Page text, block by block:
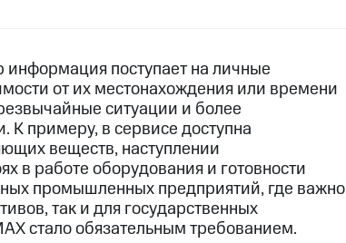
поступает на личные
от их местонахождения или времени
ситуации и более
К примеру, в сервисе доступна
веществ, наступлении
в работе оборудования и готовности
промышленных предприятий, где важно
так и для государственных
стало обязательным требованием.